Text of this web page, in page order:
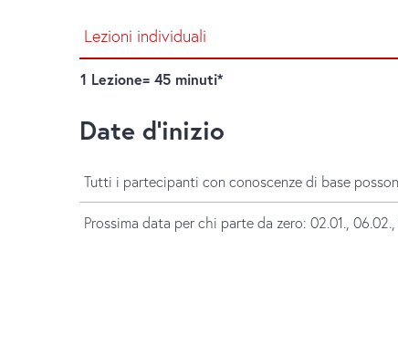
Lezioni individuali
1 Lezione= 45 minuti*
Date d'inizio
Tutti i partecipanti con conoscenze di base
Prossima data per chi parte da zero: 02.01.,